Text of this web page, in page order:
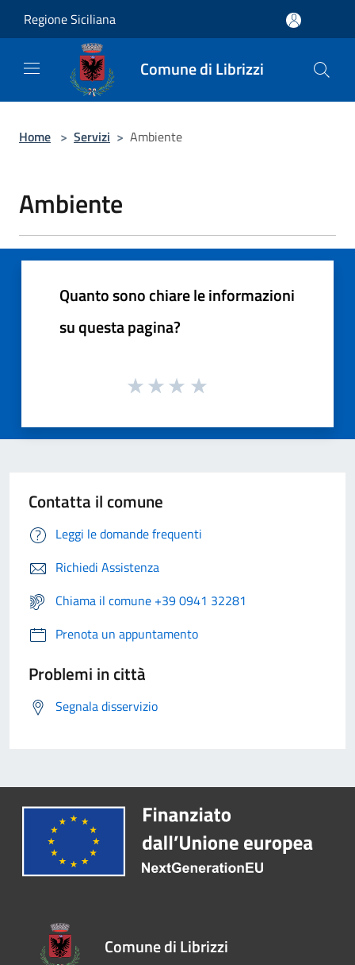
Regione Siciliana
Comune di Librizzi
Home > Servizi > Ambiente
Ambiente
Quanto sono chiare le informazioni
su questa pagina?
Contatta il comune
Leggi le domande frequenti
Richiedi Assistenza
Chiama il comune +39 0941 32281
Prenota un appuntamento
Problemi in città
Segnala disservizio
Comune di Librizzi